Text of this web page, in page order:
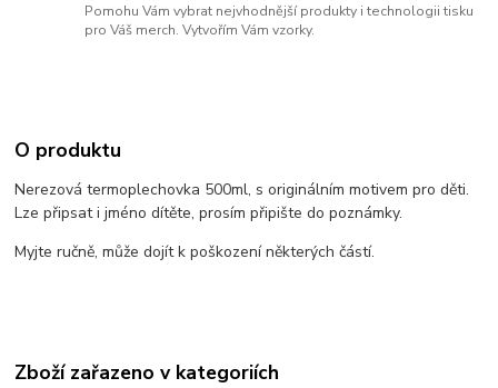
Pomohu Vám vybrat nejvhodnější produkty i technologii tisku
pro Váš merch. Vytvořím Vám vzorky.
O produktu
Nerezová termoplechovka 500ml, s originálním motivem pro děti.
Lze připsat i jméno dítěte, prosím připište do poznámky.
Myjte ručně, může dojít k poškození některých částí.
Zboží zařazeno v kategoriích